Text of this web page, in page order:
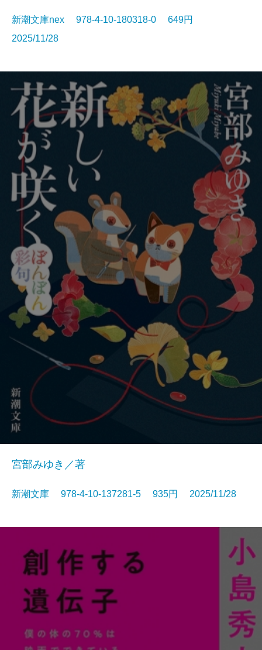
新潮文庫nex 978-4-10-180318-0 649円
2025/11/28
宮部みゆき／著
新潮文庫 978-4-10-137281-5 935円 2025/11/28